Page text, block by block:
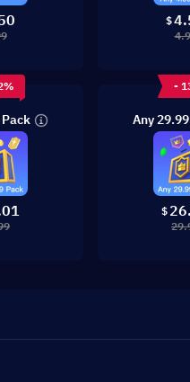
$
-
Any
$